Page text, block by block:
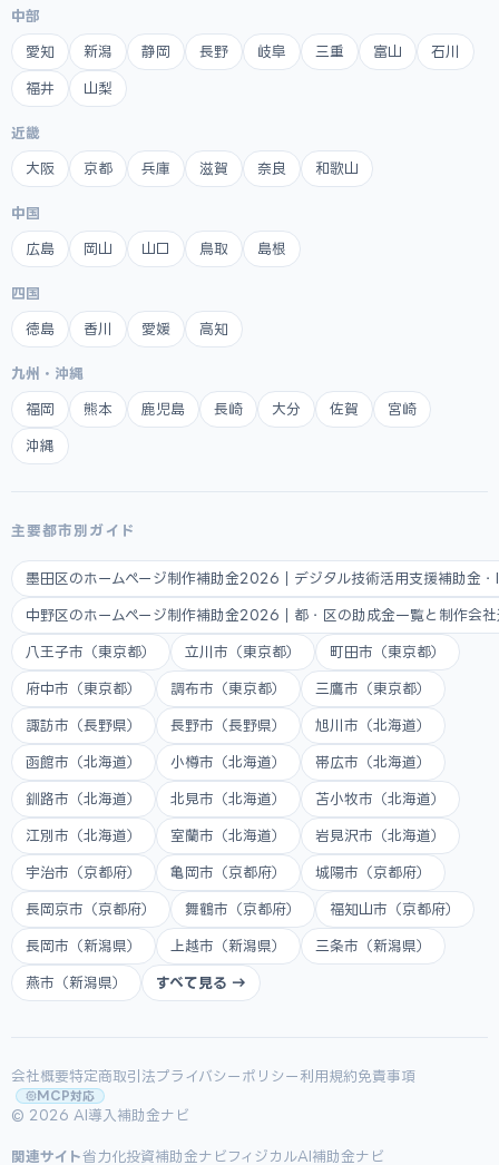
中部
愛知 新潟 静岡 長野 岐阜 三重 富山 石川
福井 山梨
近畿
大阪 京都 兵庫 滋賀 奈良 和歌山
中国
広島 岡山 山口 鳥取 島根
四国
徳島 香川 愛媛 高知
九州・沖縄
福岡 熊本 鹿児島 長崎 大分 佐賀 宮崎
沖縄
主要都市別ガイド
墨田区のホームページ制作補助金2026｜デジタル技術活用支援補助金
中野区のホームページ制作補助金2026｜都・区の助成金一覧と制作会
八王子市（東京都） 立川市（東京都） 町田市（東京都）
府中市（東京都） 調布市（東京都） 三鷹市（東京都）
諏訪市（長野県） 長野市（長野県） 旭川市（北海道）
函館市（北海道） 小樽市（北海道） 帯広市（北海道）
釧路市（北海道） 北見市（北海道） 苫小牧市（北海道）
江別市（北海道） 室蘭市（北海道） 岩見沢市（北海道）
宇治市（京都府） 亀岡市（京都府） 城陽市（京都府）
長岡京市（京都府） 舞鶴市（京都府） 福知山市（京都府）
長岡市（新潟県） 上越市（新潟県） 三条市（新潟県）
燕市（新潟県） すべて見る →
会社概要特定商取引法プライバシーポリシー 利用規約免責事項
MCP対応
© 2026 AI導入補助金ナビ
関連サイト省力化投資補助金ナビ フィジカルAI補助金ナビ